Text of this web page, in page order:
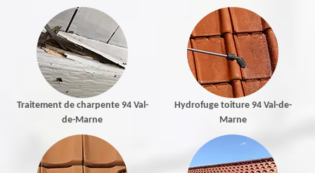
Traitement de charpente 94 Val-
de-Marne
Hydrofuge toiture 94 Val-de-
Marne